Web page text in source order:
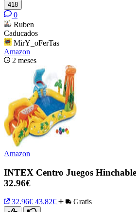
418
0
Ruben
Caducados
MirY_oFerTas
Amazon
2 meses
Amazon
INTEX Centro Juegos
32.96€
32.96€ 43.82€ Gratis